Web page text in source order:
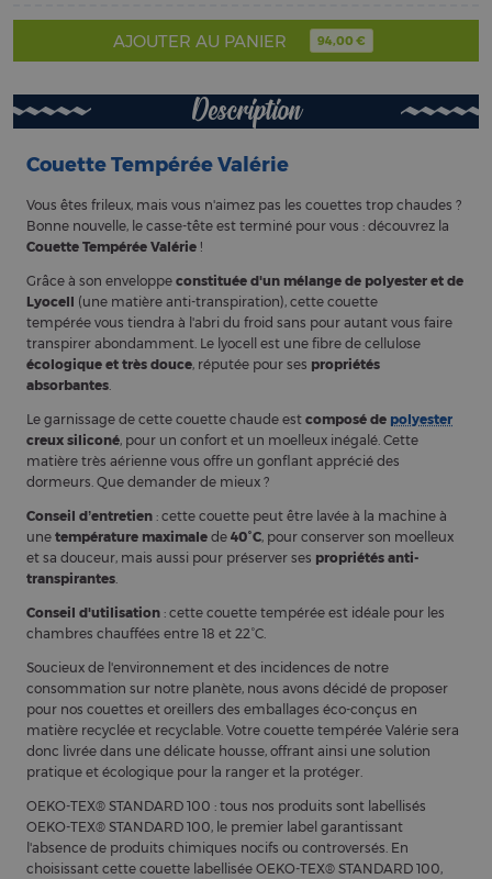
AJOUTER AU PANIER 94,00 €
Description
Couette Tempérée Valérie
Vous êtes frileux, mais vous n'aimez pas les couettes trop chaudes ?
Bonne nouvelle, le casse-tête est terminé pour vous : découvrez la
Couette Tempérée Valérie !
Grâce à son enveloppe constituée d'un mélange de polyester et de
Lyocell (une matière anti-transpiration), cette couette
tempérée vous tiendra à l'abri du froid sans pour autant vous faire
transpirer abondamment. Le lyocell est une fibre de cellulose
écologique et très douce, réputée pour ses propriétés
absorbantes.
Le garnissage de cette couette chaude est composé de polyester
creux siliconé, pour un confort et un moelleux inégalé. Cette
matière très aérienne vous offre un gonflant apprécié des
dormeurs. Que demander de mieux ?
Conseil d’entretien : cette couette peut être lavée à la machine à
une température maximale de 40°C, pour conserver son moelleux
et sa douceur, mais aussi pour préserver ses propriétés anti-
transpirantes.
Conseil d'utilisation : cette couette tempérée est idéale pour les
chambres chauffées entre 18 et 22°C.
Soucieux de l'environnement et des incidences de notre
consommation sur notre planète, nous avons décidé de proposer
pour nos couettes et oreillers des emballages éco-conçus en
matière recyclée et recyclable. Votre couette tempérée Valérie sera
donc livrée dans une délicate housse, offrant ainsi une solution
pratique et écologique pour la ranger et la protéger.
OEKO-TEX® STANDARD 100 : tous nos produits sont labellisés
OEKO-TEX® STANDARD 100, le premier label garantissant
l'absence de produits chimiques nocifs ou controversés. En
choisissant cette couette labellisée OEKO-TEX® STANDARD 100,